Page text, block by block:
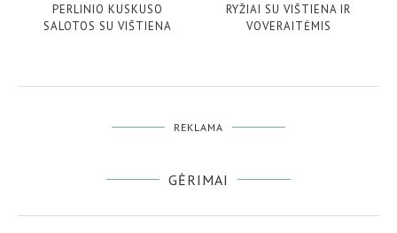
PERLINIO KUSKUSO
SALOTOS SU VIŠTIENA
RYŽIAI SU VIŠTIENA IR
VOVERAITĖMIS
REKLAMA
GĖRIMAI